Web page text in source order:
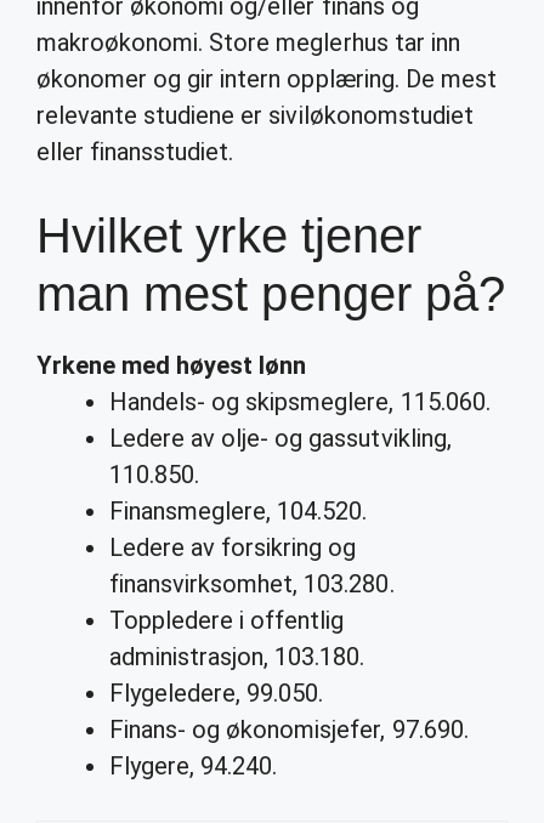
innenfor økonomi og/eller finans og
makroøkonomi. Store meglerhus tar inn
økonomer og gir intern opplæring. De mest
relevante studiene er siviløkonomstudiet
eller finansstudiet.
Hvilket yrke tjener
man mest penger på?
Yrkene med høyest lønn
Handels- og skipsmeglere, 115.060.
Ledere av olje- og gassutvikling,
110.850.
Finansmeglere, 104.520.
Ledere av forsikring og
finansvirksomhet, 103.280.
Toppledere i offentlig
administrasjon, 103.180.
Flygeledere, 99.050.
Finans- og økonomisjefer, 97.690.
Flygere, 94.240.